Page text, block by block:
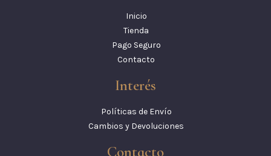
Inicio
Tienda
Pago Seguro
Contacto
Interés
Políticas de Envío
Cambios y Devoluciones
Contacto